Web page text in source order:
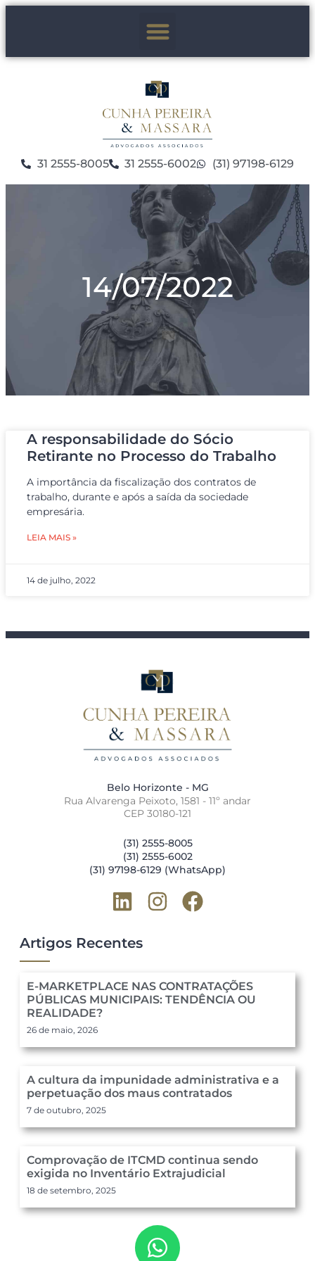
31 2555-8005 31 2555-6002 (31) 97198-6129
14/07/2022
A responsabilidade do Sócio
Retirante no Processo do Trabalho
A importância da fiscalização dos contratos de
trabalho, durante e após a saída da sociedade
empresária.
LEIA MAIS »
14 de julho, 2022
Belo Horizonte - MG
Rua Alvarenga Peixoto, 1581 - 11º andar
CEP 30180-121
(31) 2555-8005
(31) 2555-6002
(31) 97198-6129 (WhatsApp)
Artigos Recentes
E-MARKETPLACE NAS CONTRATAÇÕES
PÚBLICAS MUNICIPAIS: TENDÊNCIA OU
REALIDADE?
26 de maio, 2026
A cultura da impunidade administrativa e a
perpetuação dos maus contratados
7 de outubro, 2025
Comprovação de ITCMD continua sendo
exigida no Inventário Extrajudicial
18 de setembro, 2025